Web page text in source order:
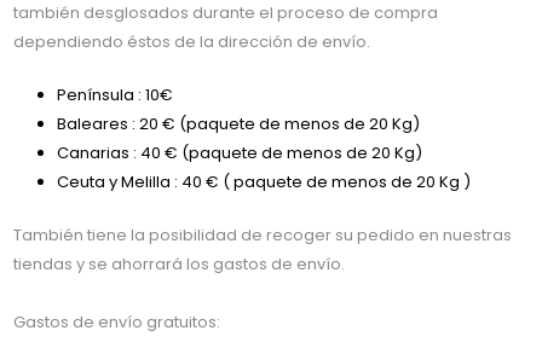
también desglosados durante el proceso de compra
dependiendo éstos de la dirección de envío.
Península : 10€
Baleares : 20 € (paquete de menos de 20 Kg)
Canarias : 40 € (paquete de menos de 20 Kg)
Ceuta y Melilla : 40 € ( paquete de menos de 20 Kg )
También tiene la posibilidad de recoger su pedido en nuestras
tiendas y se ahorrará los gastos de envío.
Gastos de envío gratuitos: